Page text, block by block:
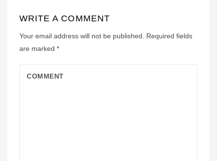
WRITE A COMMENT
Your email address will not be published.
Required fields
are marked *